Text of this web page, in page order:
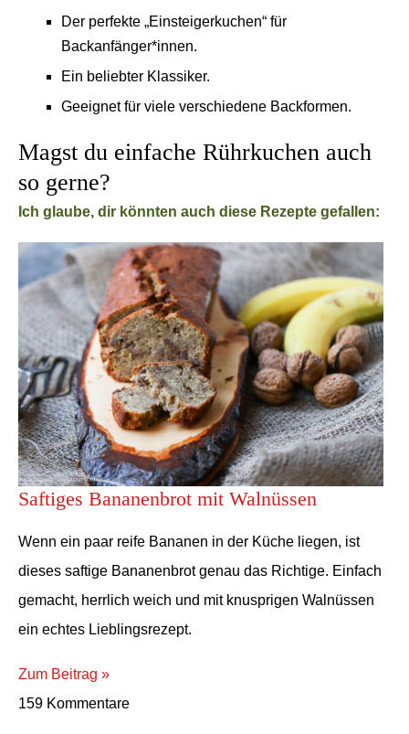
Der perfekte „Einsteigerkuchen“ für
Backanfänger*innen.
Ein beliebter Klassiker.
Geeignet für viele verschiedene Backformen.
Magst du einfache Rührkuchen auch
so gerne?
Ich glaube, dir könnten auch diese Rezepte gefallen:
Saftiges Bananenbrot mit Walnüssen
Wenn ein paar reife Bananen in der Küche liegen, ist
dieses saftige Bananenbrot genau das Richtige. Einfach
gemacht, herrlich weich und mit knusprigen Walnüssen
ein echtes Lieblingsrezept.
Zum Beitrag »
159 Kommentare